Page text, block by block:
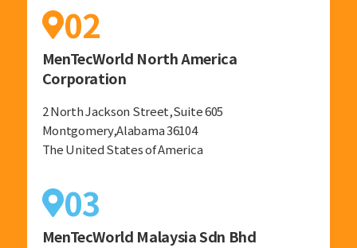
02
MenTecWorld North America
Corporation
2 North Jackson Street,Suite 605
Montgomery,Alabama 36104
The United States of America
03
MenTecWorld Malaysia Sdn Bhd